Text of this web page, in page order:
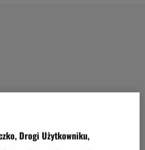
Drogi Użytkowniku,